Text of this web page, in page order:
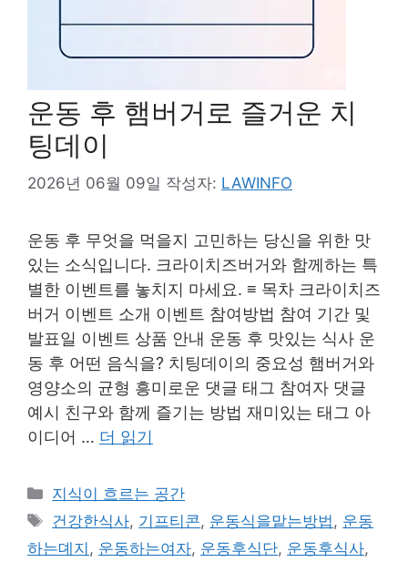
운동 후 햄버거로 즐거운 치
팅데이
2026년 06월 09일 작성자: LAWINFO
운동 후 무엇을 먹을지 고민하는 당신을 위한 맛
있는 소식입니다. 크라이치즈버거와 함께하는 특
별한 이벤트를 놓치지 마세요. ≡ 목차 크라이치즈
버거 이벤트 소개 이벤트 참여방법 참여 기간 및
발표일 이벤트 상품 안내 운동 후 맛있는 식사 운
동 후 어떤 음식을? 치팅데이의 중요성 햄버거와
영양소의 균형 흥미로운 댓글 태그 참여자 댓글
예시 친구와 함께 즐기는 방법 재미있는 태그 아
이디어 … 더 읽기
카
테
리
지식이 흐르는 공간
태
그
건강한식사, 기프티콘, 운동식을맡는방법, 운동
하는뎨지 , 운동하는여자, 운동후식단, 운동후식사,